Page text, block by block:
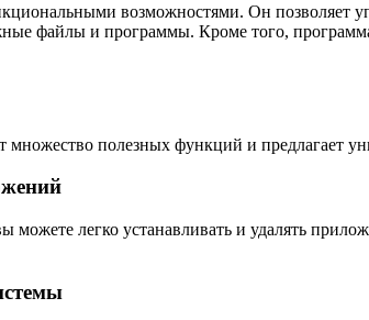
возможностями. Он позволяет
файлы и программы. Кроме того,
множество полезных функций и предлагает
легко устанавливать и удалять